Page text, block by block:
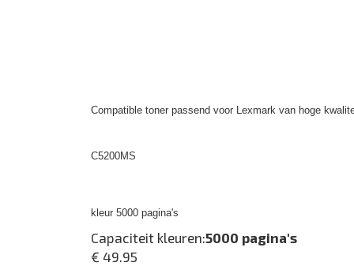
Compatible toner passend voor Lexmark van hoge
C5200MS
kleur 5000 pagina's
Capaciteit kleuren:5000 pagina's
€ 49.95